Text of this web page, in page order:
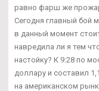
равно фарш же
Сегодня главный бой
в данный момент
навредила ли я тем
настойку? К 9:28 по
доллару и составил
на американском